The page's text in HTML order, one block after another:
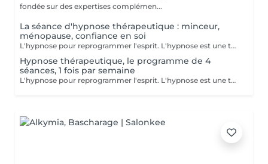
fondée sur des expertises complémen...
La séance d'hypnose thérapeutique : minceur,
ménopause, confiance en soi
L'hypnose pour reprogrammer l'esprit. L'hypnose est une technique qui agit sur le subconscient pour : - modifier les comportements alimentaires : manger moins, éviter les grignotages, réduire les compulsons sucrées, ressentir la satiété, etre à l'écoute des signaux envoyer par son corps - renforcer la motivation et la confiance en soi dans votre démarche minceur - diminuer les facteurs émotionnels liés à la prise de poids, comme le stress, l'anxiété, le surmenage, le sentiment d'etre débordée.. En instaurant un nouveau rapport à la nourriture et en travaillant sur les blocages émotionnels, le manque de confiance en soi et de motivation, l'hypnose accompagne pour des résultats durables avec un changements de comportements sains et naturels
Hypnose thérapeutique, le programme de 4
séances, 1 fois par semaine
L'hypnose pour reprogrammer l'esprit. L'hypnose est une technique qui agit sur le subconscient pour : - modifier les comportements alimentaires : manger moins, éviter les grignotages, réduire les compulsons sucrées, ressentir la satiété, etre à l'écoute des signaux envoyer par son corps - renforcer la motivation et la confiance en soi dans votre démarche minceur - diminuer les facteurs émotionnels liés à la prise de poids, comme le stress, l'anxiété, le surmenage, le sentiment d'etre débordée.. En instaurant un nouveau rapport à la nourriture et en travaillant sur les blocages émotionnels, le manque de confiance en soi et de motivation, l'hypnose accompagne pour des résultats durables avec un changements de comportements sains et naturels